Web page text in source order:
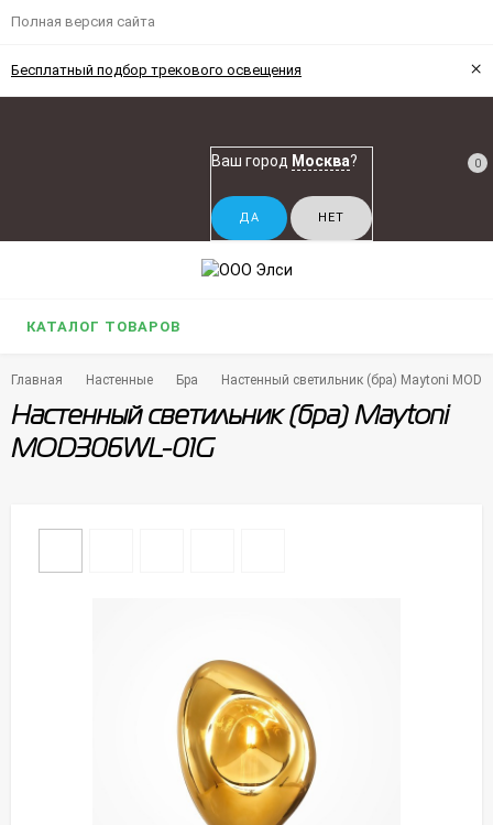
Полная версия сайта
Бесплатный подбор трекового освещения ×
Ваш город Москва? 0
КАТАЛОГ ТОВАРОВ
Главная Настенные Бра Настенный светильник (бра) Maytoni
Настенный светильник (бра) Maytoni
MOD306WL-01G